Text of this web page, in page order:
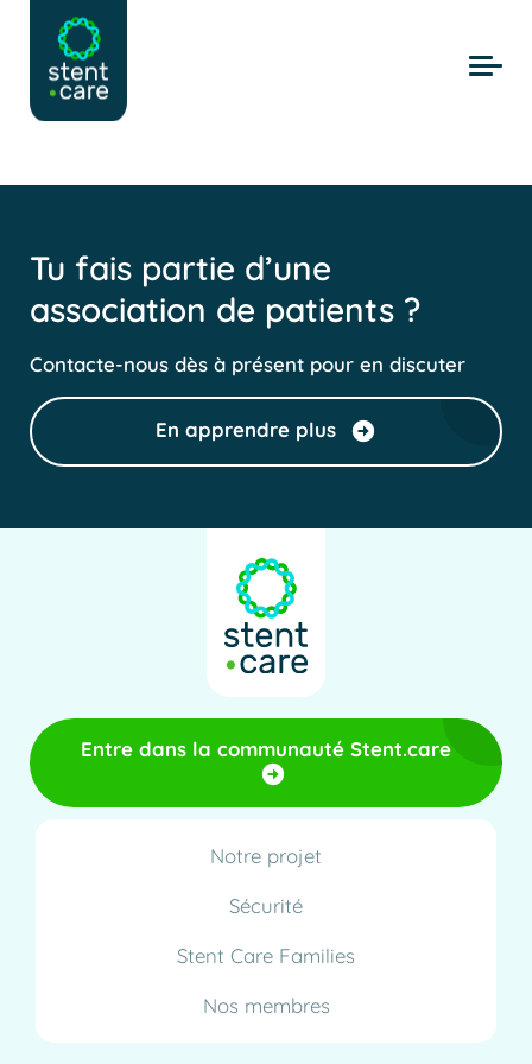
Skip to main content
Tu fais partie d’une
association de patients ?
Contacte-nous dès à présent pour en discuter
En apprendre plus
Entre dans la communauté Stent.care
Notre projet
Sécurité
Stent Care Families
Nos membres